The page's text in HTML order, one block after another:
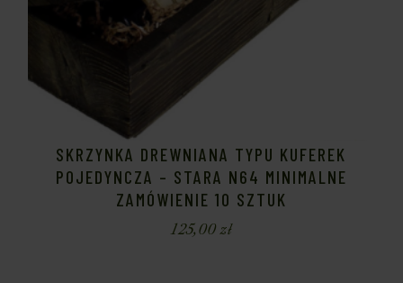
SKRZYNKA DREWNIANA TYPU KUFEREK
POJEDYNCZA – STARA N64 MINIMALNE
ZAMÓWIENIE 10 SZTUK
125,00zł